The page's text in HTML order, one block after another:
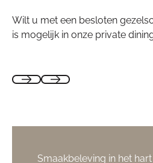
Wilt u met een besloten
is mogelijk in onze private
Smaakbeleving in het hart